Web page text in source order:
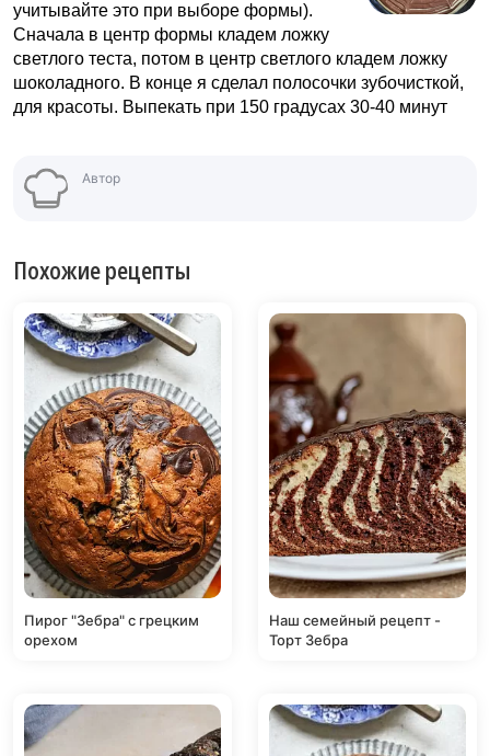
учитывайте это при выборе формы).
Сначала в центр формы кладем ложку
светлого теста, потом в центр светлого кладем ложку
шоколадного. В конце я сделал полосочки зубочисткой,
для красоты. Выпекать при 150 градусах 30-40 минут
Автор
Похожие рецепты
Пирог "Зебра" с грецким
орехом
Наш семейный рецепт -
Торт Зебра